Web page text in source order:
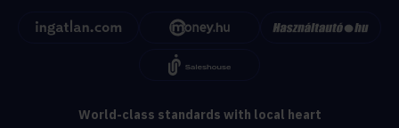
World-class standards with local heart